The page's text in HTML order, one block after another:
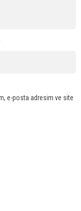
e-posta adresim ve site